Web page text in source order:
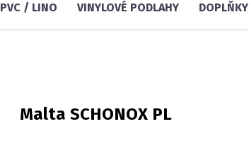
PVC / LINO VINYLOVÉ PODLAHY DOPLŇKY
Malta SCHONOX PL